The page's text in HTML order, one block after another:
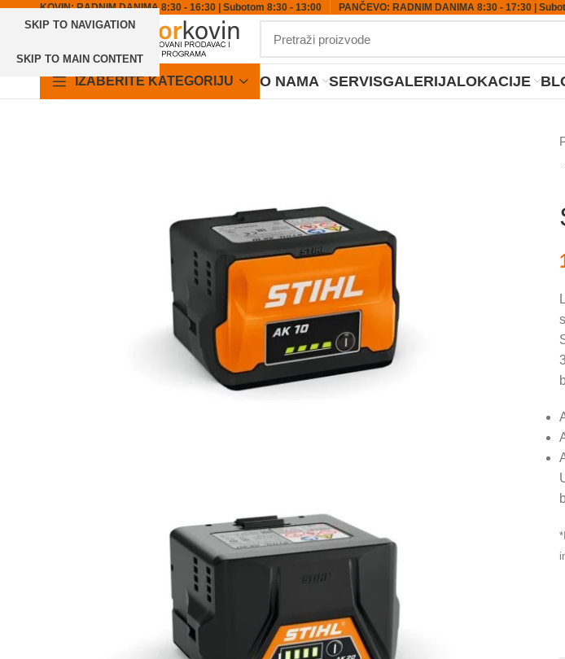
SKIP TO NAVIGATION
SKIP TO MAIN CONTENT
KOVIN: RADNIM DANIMA 8:30 - 16:30 | Subotom 8:30 - 13:00 PANČEVO: RADNIM DANIMA 8:30 - 17:30 |
IZABERITE KATEGORIJU O NAMA SERVISGALERIJALOKACIJE